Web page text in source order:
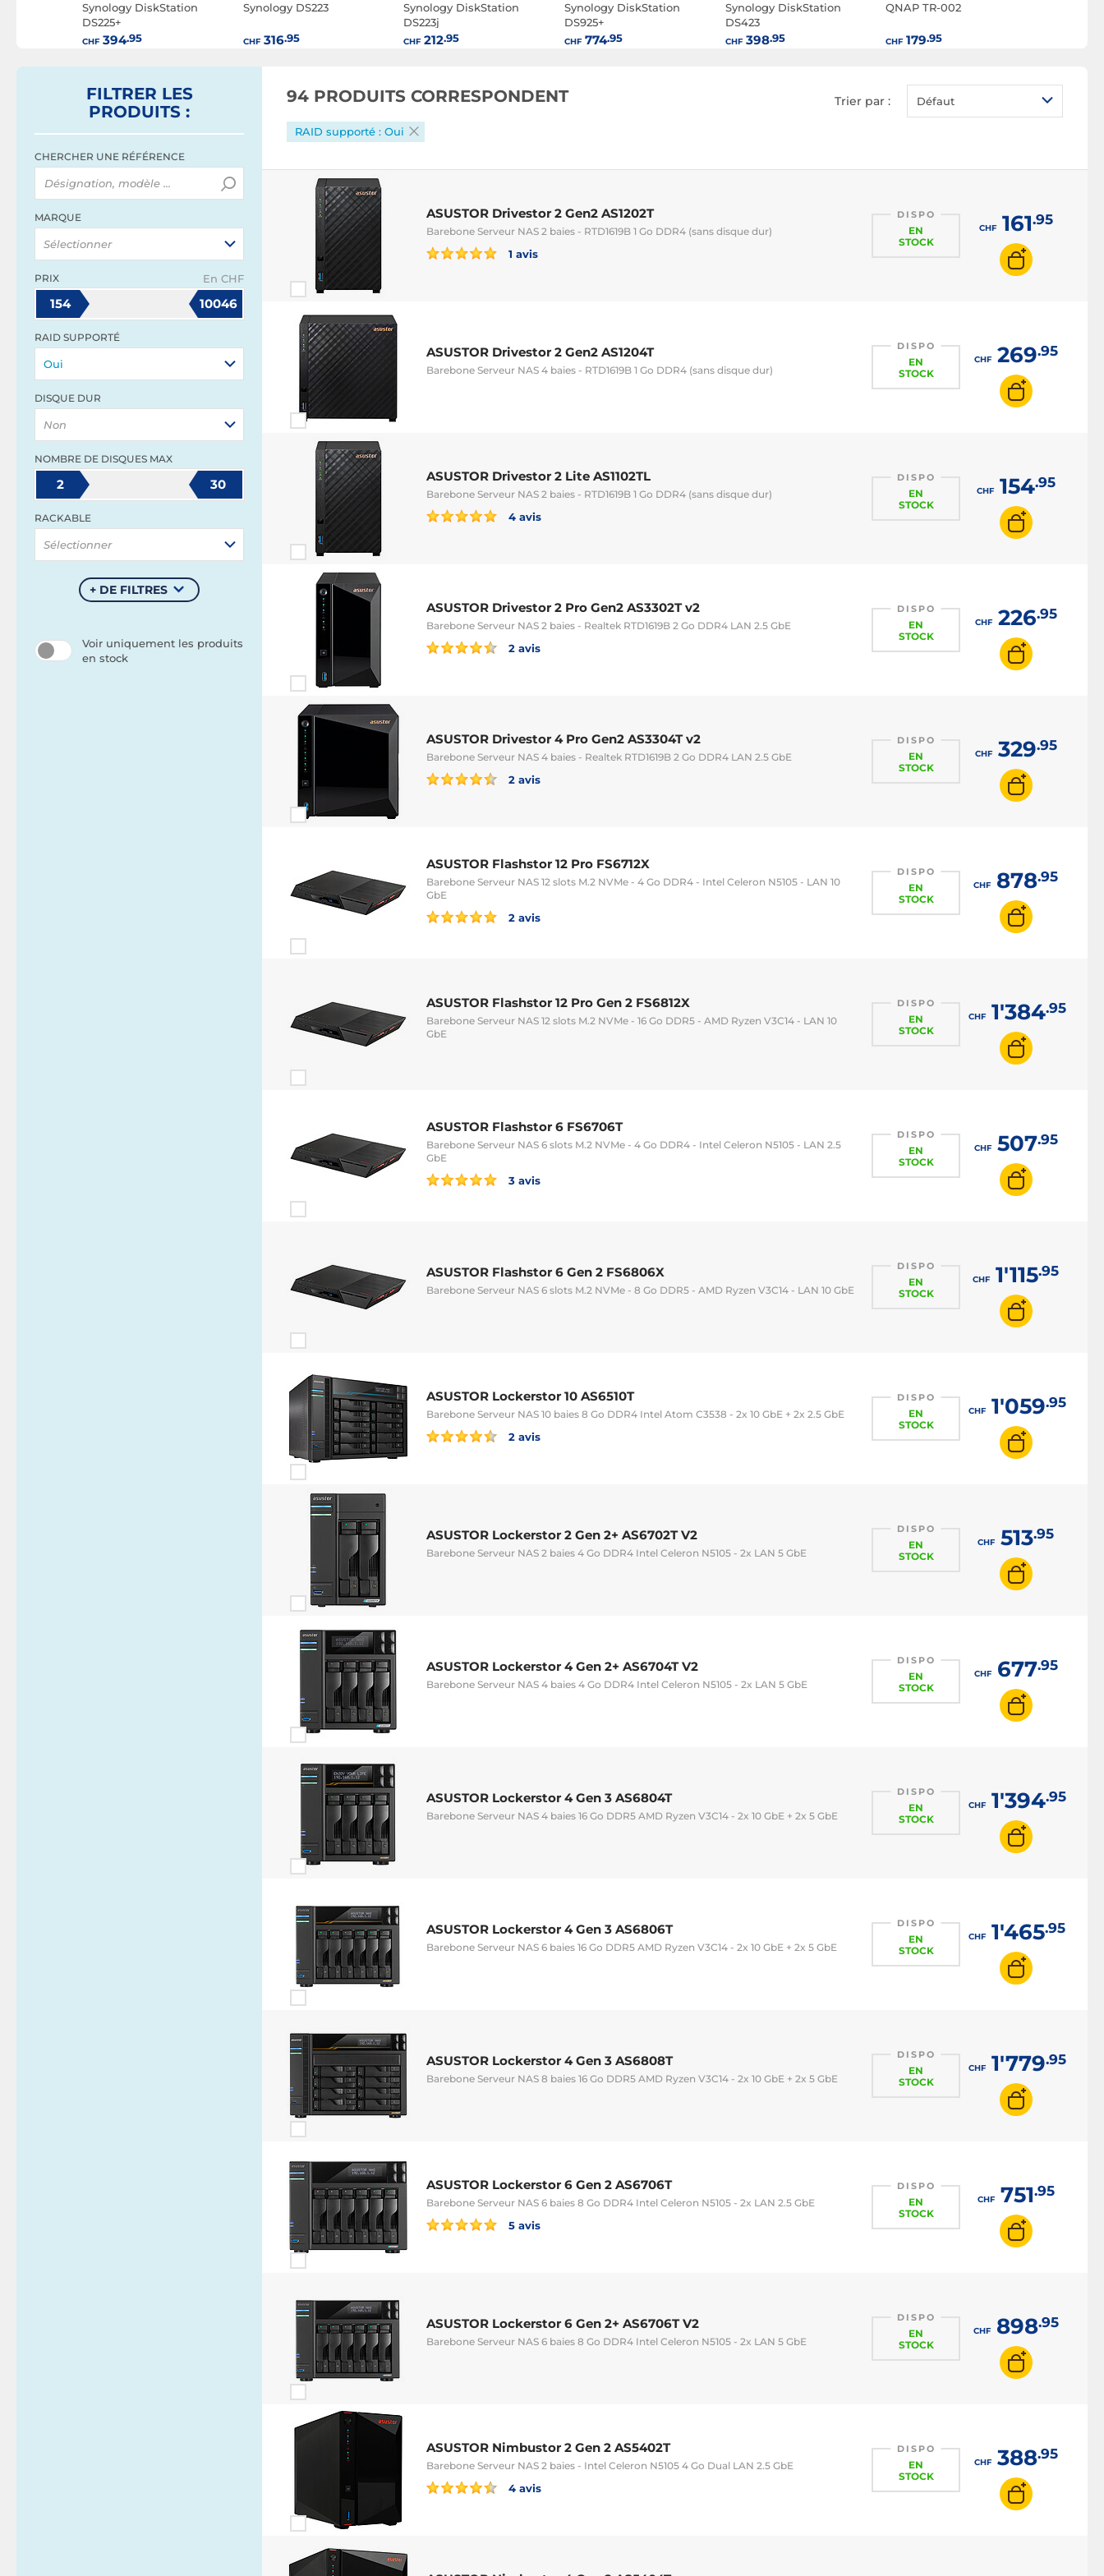
NAS rackable
NAS RAID
NAS DDR5
Synology DiskStation
DS225+
CHF394.95
Synology DS223
CHF316.95
Synology DiskStation
DS223j
CHF212.95
Synology DiskStation
DS925+
CHF774.95
Synology DiskStation
DS423
CHF398.95
QNAP TR-002
CHF179.95
FILTRER LES
PRODUITS :
CHERCHER UNE RÉFÉRENCE
MARQUE
Sélectionner
PRIX En CHF
154 10046
RAID SUPPORTÉ
Oui
DISQUE DUR
Non
NOMBRE DE DISQUES MAX
2 30
RACKABLE
Sélectionner
+ DE FILTRES
Voir uniquement les produits
en stock
94 PRODUITS CORRESPONDENT Trier par : Défaut
RAID supporté : Oui
ASUSTOR Drivestor 2 Gen2 AS1202T
Barebone Serveur NAS 2 baies - RTD1619B 1 Go DDR4 (sans disque dur)
1 avis
DISPO
EN
STOCK
CHF161.95
ASUSTOR Drivestor 2 Gen2 AS1204T
Barebone Serveur NAS 4 baies - RTD1619B 1 Go DDR4 (sans disque dur)
DISPO
EN
STOCK
CHF269.95
ASUSTOR Drivestor 2 Lite AS1102TL
Barebone Serveur NAS 2 baies - RTD1619B 1 Go DDR4 (sans disque dur)
4 avis
DISPO
EN
STOCK
CHF154.95
ASUSTOR Drivestor 2 Pro Gen2 AS3302T v2
Barebone Serveur NAS 2 baies - Realtek RTD1619B 2 Go DDR4 LAN 2.5 GbE
2 avis
DISPO
EN
STOCK
CHF226.95
ASUSTOR Drivestor 4 Pro Gen2 AS3304T v2
Barebone Serveur NAS 4 baies - Realtek RTD1619B 2 Go DDR4 LAN 2.5 GbE
2 avis
DISPO
EN
STOCK
CHF329.95
ASUSTOR Flashstor 12 Pro FS6712X
Barebone Serveur NAS 12 slots M.2 NVMe - 4 Go DDR4 - Intel Celeron N5105 - LAN 10
GbE
2 avis
DISPO
EN
STOCK
CHF878.95
ASUSTOR Flashstor 12 Pro Gen 2 FS6812X
Barebone Serveur NAS 12 slots M.2 NVMe - 16 Go DDR5 - AMD Ryzen V3C14 - LAN 10
GbE
DISPO
EN
STOCK
CHF1'384.95
ASUSTOR Flashstor 6 FS6706T
Barebone Serveur NAS 6 slots M.2 NVMe - 4 Go DDR4 - Intel Celeron N5105 - LAN 2.5
GbE
3 avis
DISPO
EN
STOCK
CHF507.95
ASUSTOR Flashstor 6 Gen 2 FS6806X
Barebone Serveur NAS 6 slots M.2 NVMe - 8 Go DDR5 - AMD Ryzen V3C14 - LAN 10 GbE
DISPO
EN
STOCK
CHF1'115.95
ASUSTOR Lockerstor 10 AS6510T
Barebone Serveur NAS 10 baies 8 Go DDR4 Intel Atom C3538 - 2x 10 GbE + 2x 2.5 GbE
2 avis
DISPO
EN
STOCK
CHF1'059.95
ASUSTOR Lockerstor 2 Gen 2+ AS6702T V2
Barebone Serveur NAS 2 baies 4 Go DDR4 Intel Celeron N5105 - 2x LAN 5 GbE
DISPO
EN
STOCK
CHF513.95
ASUSTOR Lockerstor 4 Gen 2+ AS6704T V2
Barebone Serveur NAS 4 baies 4 Go DDR4 Intel Celeron N5105 - 2x LAN 5 GbE
DISPO
EN
STOCK
CHF677.95
ASUSTOR Lockerstor 4 Gen 3 AS6804T
Barebone Serveur NAS 4 baies 16 Go DDR5 AMD Ryzen V3C14 - 2x 10 GbE + 2x 5 GbE
DISPO
EN
STOCK
CHF1'394.95
ASUSTOR Lockerstor 4 Gen 3 AS6806T
Barebone Serveur NAS 6 baies 16 Go DDR5 AMD Ryzen V3C14 - 2x 10 GbE + 2x 5 GbE
DISPO
EN
STOCK
CHF1'465.95
ASUSTOR Lockerstor 4 Gen 3 AS6808T
Barebone Serveur NAS 8 baies 16 Go DDR5 AMD Ryzen V3C14 - 2x 10 GbE + 2x 5 GbE
DISPO
EN
STOCK
CHF1'779.95
ASUSTOR Lockerstor 6 Gen 2 AS6706T
Barebone Serveur NAS 6 baies 8 Go DDR4 Intel Celeron N5105 - 2x LAN 2.5 GbE
5 avis
DISPO
EN
STOCK
CHF751.95
ASUSTOR Lockerstor 6 Gen 2+ AS6706T V2
Barebone Serveur NAS 6 baies 8 Go DDR4 Intel Celeron N5105 - 2x LAN 5 GbE
DISPO
EN
STOCK
CHF898.95
ASUSTOR Nimbustor 2 Gen 2 AS5402T
Barebone Serveur NAS 2 baies - Intel Celeron N5105 4 Go Dual LAN 2.5 GbE
4 avis
DISPO
EN
STOCK
CHF388.95